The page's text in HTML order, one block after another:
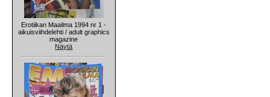
Erotiikan Maailma 1994 nr 1 -
aikuisviihdelehti / adult graphics
magazine
Näytä